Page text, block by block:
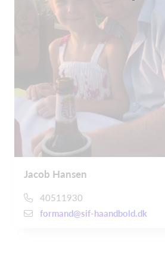
Jacob Hansen
40511930
formand@sif-haandbold.dk